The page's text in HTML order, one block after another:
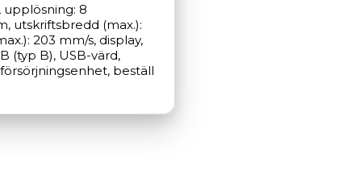
upplösning: 8
utskriftsbredd (max.):
203 mm/s, display,
(typ B), USB-värd,
beställ